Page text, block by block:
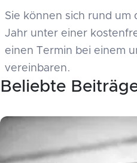
Beliebte
Sie können sich rund um
Jahr unter einer
einen Termin bei einem
vereinbaren.